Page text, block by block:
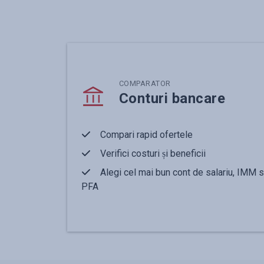
COMPARATOR
Conturi bancare
Compari rapid ofertele
Verifici costuri și beneficii
Alegi cel mai bun cont de salariu, IMM
PFA